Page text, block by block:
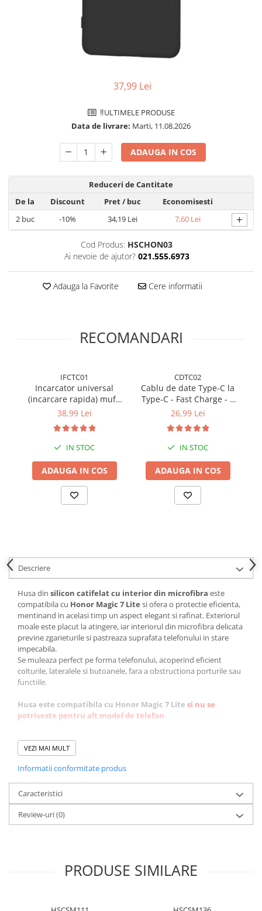
Pachete Husă + Folie
Pachete 2 Folii de Sticlă
Produse
37,99 Lei
‼️ULTIMELE PRODUSE
Data de livrare: Marti, 11.08.2026
ADAUGA IN COS
Reduceri de Cantitate
De la
Discount Pret/ buc
Economisesti
2buc -10% 34,19 Lei 7,60 Lei +
Cod Produs: HSCHON03
Ai nevoie de ajutor? 021.555.6973
Adauga la Favorite Cere informatii
RECOMANDARI
IFCTC01
Incarcator universal
(incarcare rapida) mufa
Type-C 20W - Alb
38,99 Lei
IN STOC
ADAUGA IN COS
CDTC02
Cablu de date Type-C la
Type-C - Fast Charge - 1
metru - Alb
26,99 Lei
IN STOC
ADAUGA IN COS
Descriere
Husa din silicon catifelat cu interior din microfibra este
compatibila cu Honor Magic 7 Lite si ofera o protectie eficienta,
mentinand in acelasi timp un aspect elegant si rafinat. Exteriorul
moale este placut la atingere, iar interiorul din microfibra delicata
previne zgarieturile si pastreaza suprafata telefonului in stare
impecabila.
Se muleaza perfect pe forma telefonului, acoperind eficient
colturile, lateralele si butoanele, fara a obstructiona porturile sau
functiile.
Husa este compatibila cu Honor Magic 7 Lite si nu se
potriveste pentru alt model de telefon.
🔍 Caracteristici:
✅ Protectie completa – impotriva socurilor si zgarieturilor
✅ Interior din microfibra – protectie delicata pentru carcasa
telefonului
✅ Decupaje precise – acces facil la toate functiile si porturile
✅ Faciliteaza incarcarea wireless(daca telefonul suporta)
✅ Margini reliefate – protejeaza camera si ecranul pe suprafete
VEZI MAI MULT
Informatii conformitate produs
Caracteristici
Review-uri(0)
PRODUSE SIMILARE